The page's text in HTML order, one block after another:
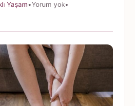
Yaşam•Yorum yok•